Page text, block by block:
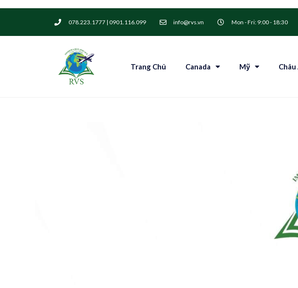
078.223.1777 | 0901.116.099 info@rvs.vn Mon - Fri: 9:00 - 18:30
Trang Chủ Canada Mỹ Châu